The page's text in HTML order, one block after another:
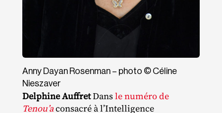
Anny Dayan Rosenman – photo © Céline
Nieszaver
Delphine AuffretDansle numéro de
Tenou’aconsacré à l’Intelligence